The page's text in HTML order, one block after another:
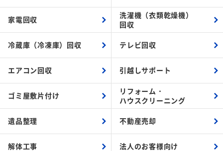
家電回収
洗濯機（衣類乾燥機）
回収
冷蔵庫（冷凍庫）回収 テレビ回収
エアコン回収 引越しサポート
ゴミ屋敷片付け
リフォーム・
ハウスクリーニング
遺品整理 不動産売却
解体工事 法人のお客様向け